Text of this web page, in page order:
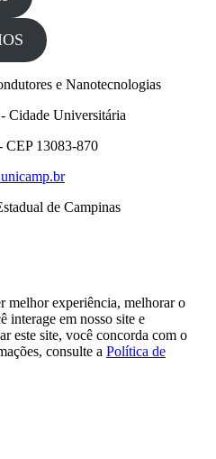
e Nanotecnologias
Cidade Universitária
CEP 13083-870
de Campinas
melhor experiência, melhorar o
interage em nosso site e
este site, você concorda com o
consulte a Política de